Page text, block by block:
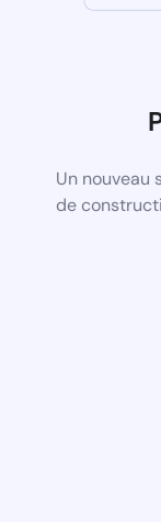
Un nouveau
de